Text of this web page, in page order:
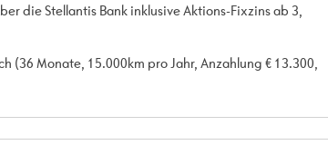
die Stellantis Bank inklusive Aktions-Fixzins ab 3,
(36 Monate, 15.000km pro Jahr, Anzahlung € 13.300,